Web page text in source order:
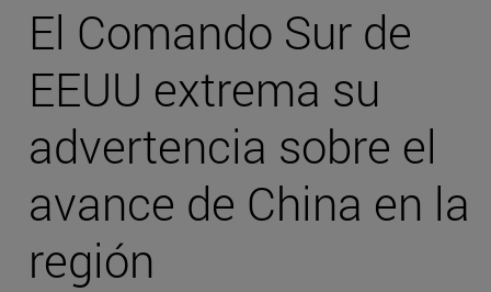
El Comando Sur de
EEUU extrema su
advertencia sobre el
avance de China en la
región